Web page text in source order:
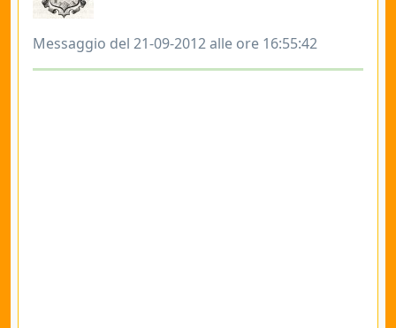
Messaggio del 21-09-2012 alle ore 16:55:42